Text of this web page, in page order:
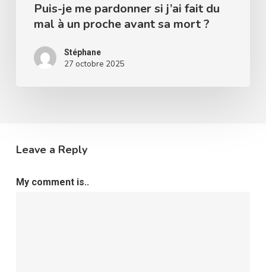
proche
Puis-je me pardonner si j’ai fait du
mal à un proche avant sa mort ?
Stéphane
27 octobre 2025
Leave a Reply
My comment is..